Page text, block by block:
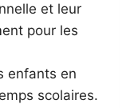
et leur
pour les
enfants en
scolaires.